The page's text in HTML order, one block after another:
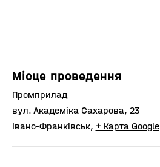
Місце проведення
Промприлад
вул. Академіка Сахарова, 23
Івано-Франківськ, + Карта Google